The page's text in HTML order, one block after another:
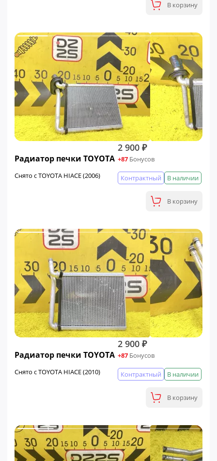
В корзину
Радиатор печки TOYOTA
Снято с TOYOTA HIACE (2006)
2 900 ₽
+87 Бонусов
В наличии
Контрактный
В корзину
Радиатор печки TOYOTA
Снято с TOYOTA HIACE (2010)
2 900 ₽
+87 Бонусов
В наличии
Контрактный
В корзину